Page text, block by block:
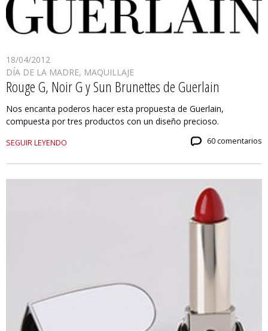
18/04/2012
DÍA DE LA MADRE, MAQUILLAJE
Rouge G, Noir G y Sun Brunettes de Guerlain
Nos encanta poderos hacer esta propuesta de Guerlain,
compuesta por tres productos con un diseño precioso.
SEGUIR LEYENDO 60 comentarios